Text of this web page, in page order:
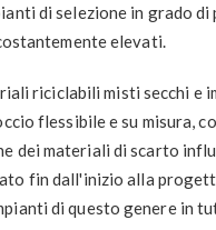
di selezione in grado di
elevati.
riciclabili misti secchi e
flessibile e su misura,
dei materiali di scarto
fin dall'inizio alla
di questo genere in